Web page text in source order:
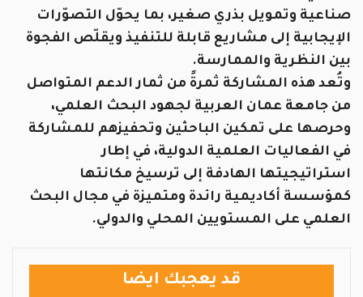
صناعية وتمويل بذري صغير، بما يحوّل التصوّرات
الإيجابية إلى مشاريع قابلة للتنفيذ ويقلّص الفجوة
بين النظرية والممارسة.
وتُعد هذه المشاركة ثمرةً من ثمار الدعم المتواصل
من جامعة عمان العربية لجهود البحث العلمي،
وحرصها على تمكين الباحثين وتحفيزهم للمشاركة
في الفعاليات العلمية الدولية، في إطار
استراتيجيتها الهادفة إلى ترسيخ مكانتها
كمؤسسة أكاديمية رائدة ومتميزة في مجال البحث
العلمي على المستويين المحلي والدولي.
قد يعجبك ايضا